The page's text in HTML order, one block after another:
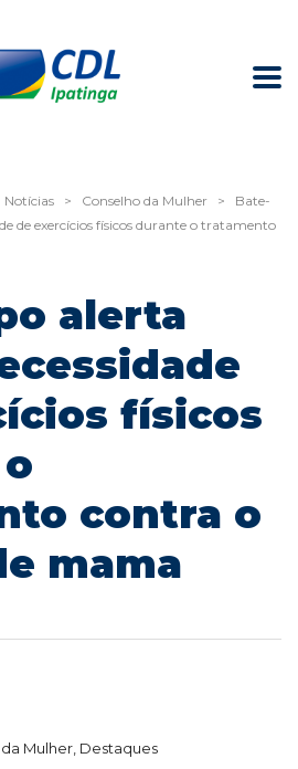
Notícias > Conselho da Mulher >
Bate-
de exercícios físicos durante o tratamento
alerta
físicos
contra o
mama
Mulher, Destaques